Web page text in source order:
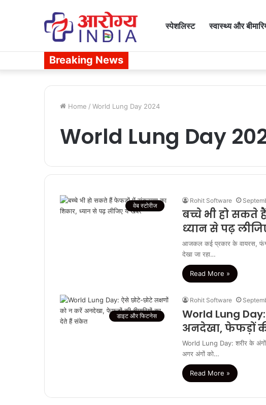
स्पेशलिस्ट स्वास्थ्य और
Breaking News
Home / World Lung Day 2024
World Lung Day
वेब स्टोरीज
Rohit Software
बच्चे भी हो सकते
ध्‍यान से पढ़
आजकल कई प्रकार के वायरस,
देखा जा रहा…
Read More »
डाइट और फिटनेस
Rohit Software
World Lung
अनदेखा, फेफड़ों
World Lung Day: शरीर के अंगों
अगर अंगों को…
Read More »